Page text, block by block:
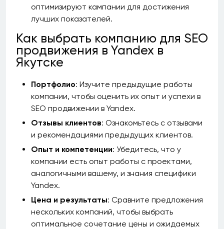
оптимизируют кампании для достижения
лучших показателей.
Как выбрать компанию для SEO
продвижения в Yandex в
Якутске
Портфолио: Изучите предыдущие работы
компании, чтобы оценить их опыт и успехи в
SEO продвижении в Yandex.
Отзывы клиентов: Ознакомьтесь с отзывами
и рекомендациями предыдущих клиентов.
Опыт и компетенции: Убедитесь, что у
компании есть опыт работы с проектами,
аналогичными вашему, и знания специфики
Yandex.
Цена и результаты: Сравните предложения
нескольких компаний, чтобы выбрать
оптимальное сочетание цены и ожидаемых